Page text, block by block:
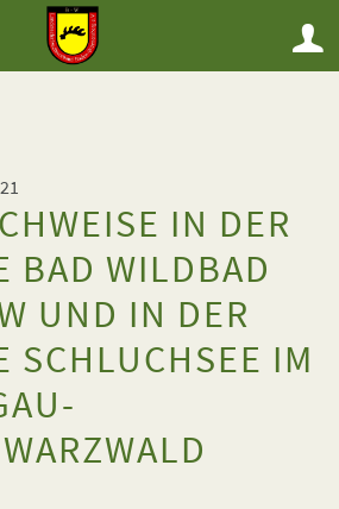
IN DER
BAD WILDBAD
UND IN DER
SCHLUCHSEE IM